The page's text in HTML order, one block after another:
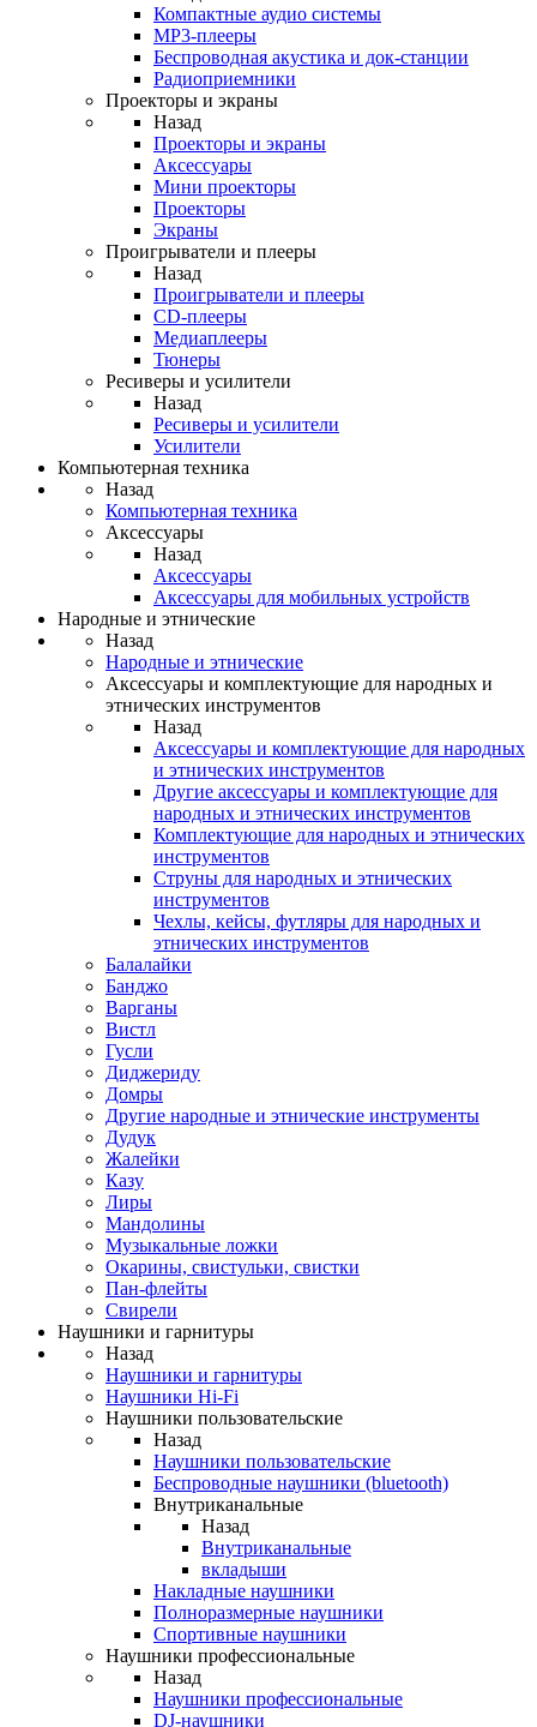
Компактные аудио системы
MP3-плееры
Беспроводная акустика и док-станции
Радиоприемники
Проекторы и экраны
Назад
Проекторы и экраны
Аксессуары
Мини проекторы
Проекторы
Экраны
Проигрыватели и плееры
Назад
Проигрыватели и плееры
CD-плееры
Медиаплееры
Тюнеры
Ресиверы и усилители
Назад
Ресиверы и усилители
Усилители
Компьютерная техника
Назад
Компьютерная техника
Аксессуары
Назад
Аксессуары
Аксессуары для мобильных устройств
Народные и этнические
Назад
Народные и этнические
Аксессуары и комплектующие для народных и
этнических инструментов
Назад
Аксессуары и комплектующие для народных
и этнических инструментов
Другие аксессуары и комплектующие для
народных и этнических инструментов
Комплектующие для народных и этнических
инструментов
Струны для народных и этнических
инструментов
Чехлы, кейсы, футляры для народных и
этнических инструментов
Балалайки
Банджо
Варганы
Вистл
Гусли
Диджериду
Домры
Другие народные и этнические инструменты
Дудук
Жалейки
Казу
Лиры
Мандолины
Музыкальные ложки
Окарины, свистульки, свистки
Пан-флейты
Свирели
Наушники и гарнитуры
Назад
Наушники и гарнитуры
Наушники Hi-Fi
Наушники пользовательские
Назад
Наушники пользовательские
Беспроводные наушники (bluetooth)
Внутриканальные
Назад
Внутриканальные
вкладыши
Накладные наушники
Полноразмерные наушники
Спортивные наушники
Наушники профессиональные
Назад
Наушники профессиональные
DJ-наушники